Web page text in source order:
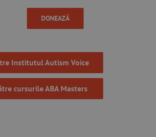
DONEAZĂ
Institutul Autism Voice
cursurile ABA Masters